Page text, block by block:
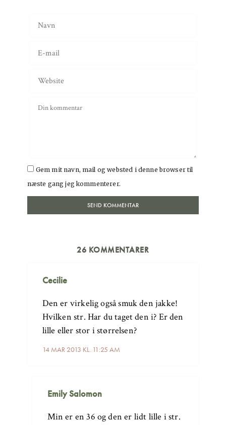
Gem mit navn, mail og websted i denne browser til
næste gang jeg kommenterer.
26 KOMMENTARER
Cecilie
14 MAR 2013 KL. 11:25 AM
Den er virkelig også smuk den jakke!
Hvilken str. Har du taget den i? Er den
lille eller stor i størrelsen?
Emily Salomon
Min er en 36 og den er lidt lille i str.